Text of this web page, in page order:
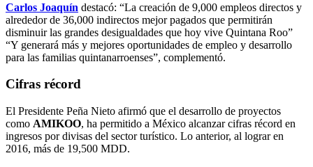
Carlos Joaquín destacó: “La creación de 9,000 empleos directos y
alrededor de 36,000 indirectos mejor pagados que permitirán
disminuir las grandes desigualdades que hoy vive Quintana Roo”
“Y generará más y mejores oportunidades de empleo y desarrollo
para las familias quintanarroenses”, complementó.
Cifras récord
El Presidente Peña Nieto afirmó que el desarrollo de proyectos
como AMIKOO, ha permitido a México alcanzar cifras récord en
ingresos por divisas del sector turístico. Lo anterior, al lograr en
2016, más de 19,500 MDD.